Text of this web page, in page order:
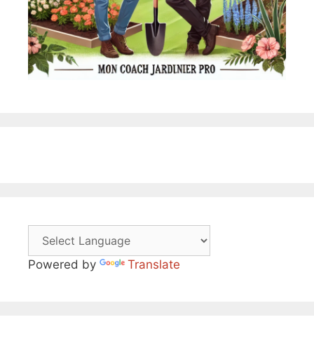
Powered by Translate